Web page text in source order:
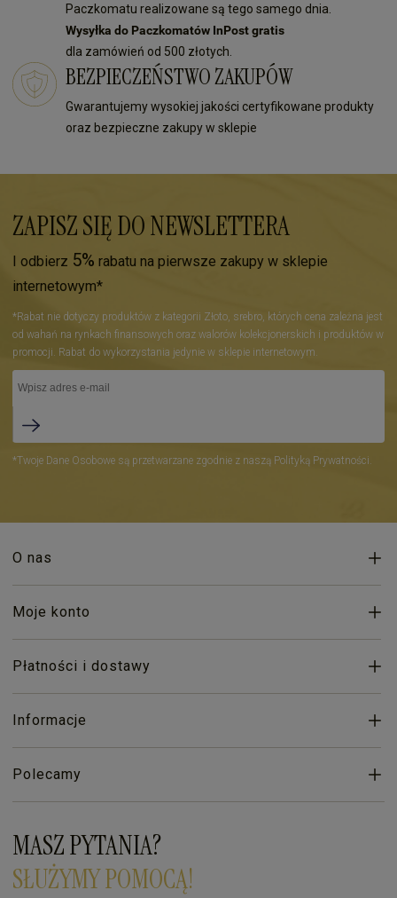
Paczkomatu realizowane są tego samego dnia.
Wysyłka do Paczkomatów InPost gratis
dla zamówień od 500 złotych.
BEZPIECZEŃSTWO ZAKUPÓW
Gwarantujemy wysokiej jakości certyfikowane produkty
oraz bezpieczne zakupy w sklepie
ZAPISZ SIĘ DO NEWSLETTERA
I odbierz 5% rabatu na pierwsze zakupy w sklepie
internetowym*
*Rabat nie dotyczy produktów z kategorii Złoto, srebro, których cena zależna jest
od wahań na rynkach finansowych oraz walorów kolekcjonerskich i produktów w
promocji. Rabat do wykorzystania jedynie w sklepie internetowym.
*Twoje Dane Osobowe są przetwarzane zgodnie z naszą Polityką Prywatności.
O nas
Moje konto
Płatności i dostawy
Informacje
Polecamy
MASZ PYTANIA?
SŁUŻYMY POMOCĄ!